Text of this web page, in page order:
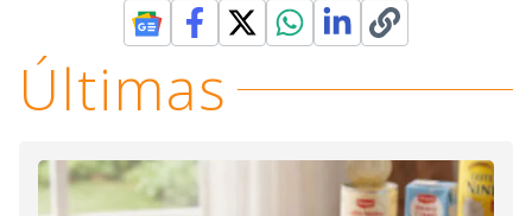
Últimas